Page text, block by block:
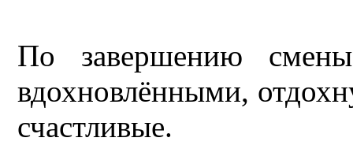
По завершению смены
вдохновлёнными,
счастливые.